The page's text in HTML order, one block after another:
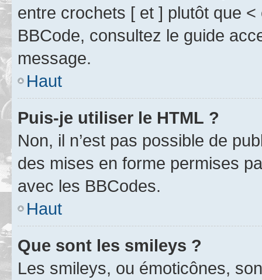
entre crochets [ et ] plutôt que
BBCode, consultez le guide
message.
Haut
Puis-je utiliser le HTML ?
Non, il n’est pas possible de
des mises en forme permises
avec les BBCodes.
Haut
Que sont les smileys ?
Les smileys, ou émoticônes,